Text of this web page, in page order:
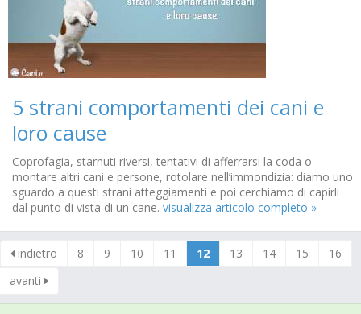
5 strani comportamenti dei cani e
loro cause
Coprofagia, starnuti riversi, tentativi di afferrarsi la coda o
montare altri cani e persone, rotolare nell’immondizia: diamo uno
sguardo a questi strani atteggiamenti e poi cerchiamo di capirli
dal punto di vista di un cane. visualizza articolo completo »
indietro 8 9 10 11 12 13 14 15
16
avanti